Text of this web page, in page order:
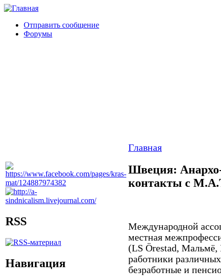
Отправить сообщение
Форумы
RSS
Навигация
Главная
Швеция:
контакты с
Международной
местная
(LS Örestad, Мальмё,
работники
безработные и